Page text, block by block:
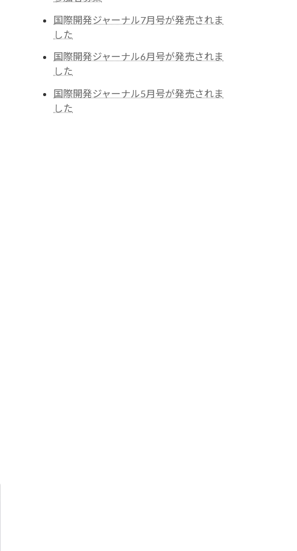
国際開発ジャーナル7月号が発売されま
した
国際開発ジャーナル6月号が発売されま
した
国際開発ジャーナル5月号が発売されま
した